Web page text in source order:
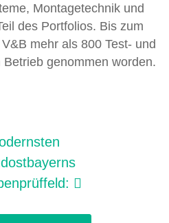
Montagetechnik und
des Portfolios. Bis zum
mehr als 800 Test- und
genommen worden.